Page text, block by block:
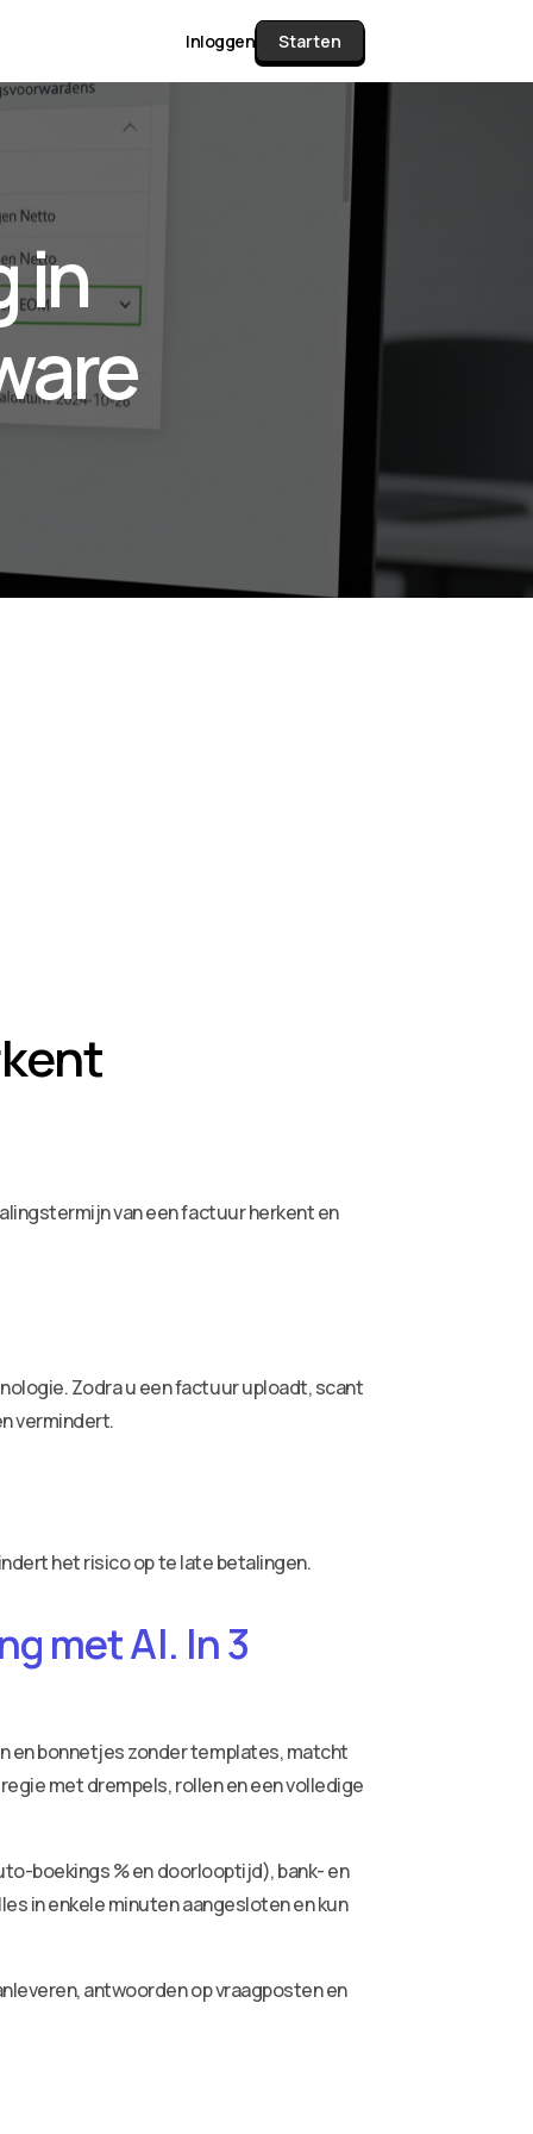
Matrix
alle pakketten en mogelijkheden
documenten verzamelen en facturen
tot controleren, boeken, bank
& klant dashboard.
Inloggen Starten
in
van een factuur herkent en
Zodra u een factuur uploadt, scant
vermindert.
het risico op te late betalingen.
met AI. In 3
en bonnetjes zonder templates, matcht
met drempels, rollen en een volledige
boekings % en doorlooptijd), bank- en
in enkele minuten aangesloten en kun
antwoorden op vraagposten en